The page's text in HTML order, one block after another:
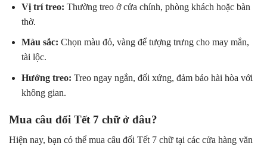
Vị trí treo: Thường treo ở cửa chính, phòng khách hoặc bàn
thờ.
Màu sắc: Chọn màu đỏ, vàng để tượng trưng cho may mắn,
tài lộc.
Hướng treo: Treo ngay ngắn, đối xứng, đảm bảo hài hòa với
không gian.
Mua câu đối Tết 7 chữ ở đâu?
Hiện nay, bạn có thể mua câu đối Tết 7 chữ tại các cửa hàng văn